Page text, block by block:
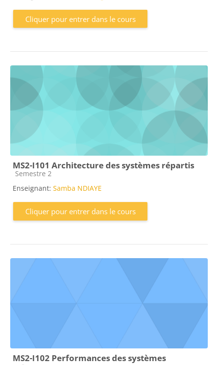
Cliquer pour entrer dans le cours
MS2-I101 Architecture des systèmes répartis
Catégorie de cours
Semestre 2
Enseignant: Samba NDIAYE
Cliquer pour entrer dans le cours
MS2-I102 Performances des systèmes